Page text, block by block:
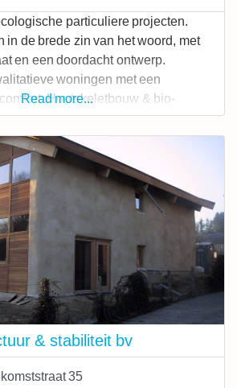
particuliere projecten.
in de brede zin van het woord, met
en een doordacht ontwerp.
woningen met een
Houtskeletbouw & bio-
Lage-energiewoningen,
woningen. Renovaties &
energiewoningen.
Read more...
& stabiliteit bv
35